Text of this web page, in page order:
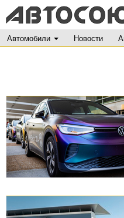
Автомобили Новости